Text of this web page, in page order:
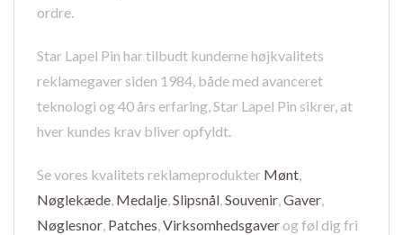
ordre.
Star Lapel Pin har tilbudt kunderne højkvalitets
reklamegaver siden 1984, både med avanceret
teknologi og 40 års erfaring, Star Lapel Pin sikrer, at
hver kundes krav bliver opfyldt.
Se vores kvalitets reklameprodukter Mønt,
Nøglekæde, Medalje,Slipsnål,Souvenir,Gaver,
Nøglesnor, Patches,Virksomhedsgaver og føl dig fri